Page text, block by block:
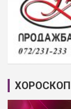
ХОРОСКОП